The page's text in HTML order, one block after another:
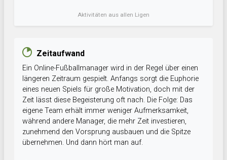
Aktivitäten aus allen Ligen
Zeitaufwand
Ein Online-Fußballmanager wird in der Regel über einen
längeren Zeitraum gespielt. Anfangs sorgt die Euphorie
eines neuen Spiels für große Motivation, doch mit der
Zeit lässt diese Begeisterung oft nach. Die Folge: Das
eigene Team erhält immer weniger Aufmerksamkeit,
während andere Manager, die mehr Zeit investieren,
zunehmend den Vorsprung ausbauen und die Spitze
übernehmen. Und dann hört man auf.